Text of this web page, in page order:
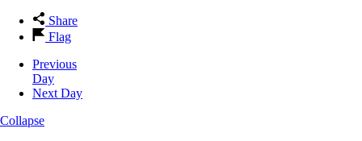
Share
Flag
Previous
Day
Next Day
Collapse